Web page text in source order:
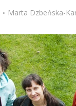
Marta Dzbeńska-
i Ty – 29